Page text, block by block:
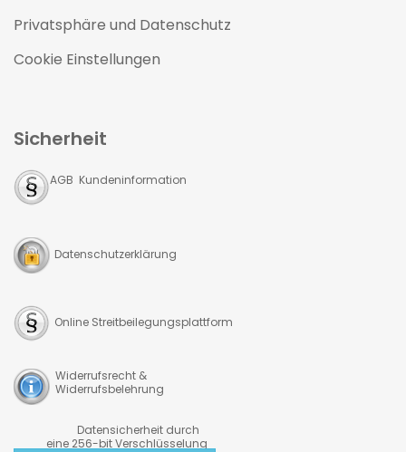
Privatsphäre und Datenschutz
Cookie Einstellungen
Sicherheit
AGB Kundeninformation
Datenschutzerklärung
Online Streitbeilegungsplattform
Widerrufsrecht &
Widerrufsbelehrung
Datensicherheit durch
eine 256-bit Verschlüsselung